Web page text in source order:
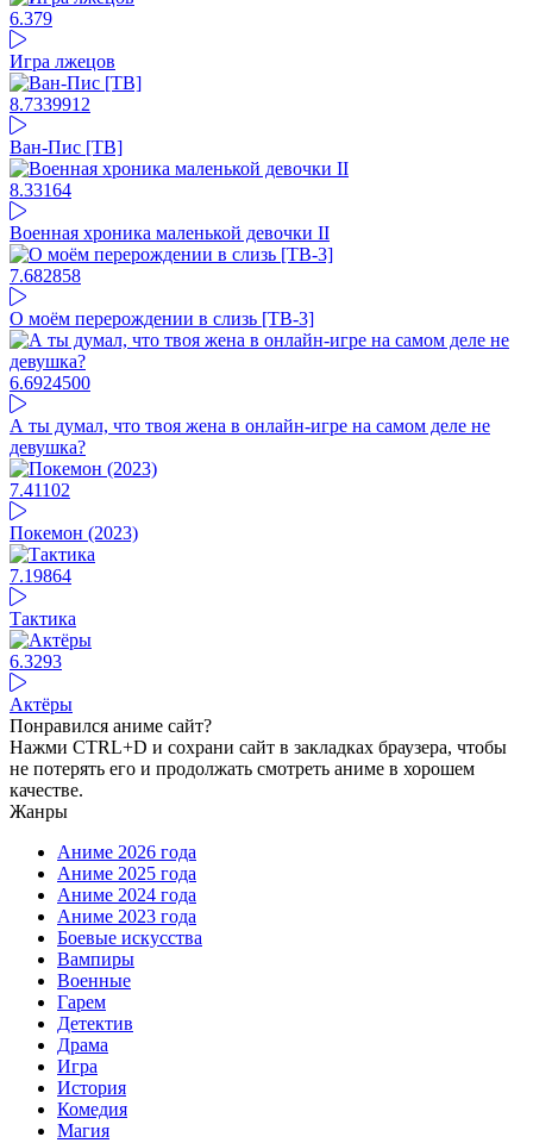
6.379
Игра лжецов
8.7339912
Ван-Пис [ТВ]
8.33164
Военная хроника маленькой девочки II
7.682858
О моём перерождении в слизь [ТВ-3]
6.6924500
А ты думал, что твоя жена в онлайн-игре на самом деле не
девушка?
7.41102
Покемон (2023)
7.19864
Тактика
6.3293
Актёры
Понравился аниме сайт?
Нажми CTRL+D и сохрани сайт в закладках браузера, чтобы
не потерять его и продолжать смотреть аниме в хорошем
качестве.
Жанры
Аниме 2026 года
Аниме 2025 года
Аниме 2024 года
Аниме 2023 года
Боевые искусства
Вампиры
Военные
Гарем
Детектив
Драма
Игра
История
Комедия
Магия